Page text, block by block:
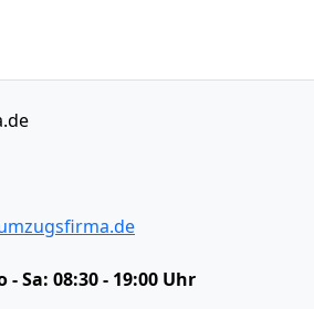
- Sa: 08:30 - 19:00 Uhr